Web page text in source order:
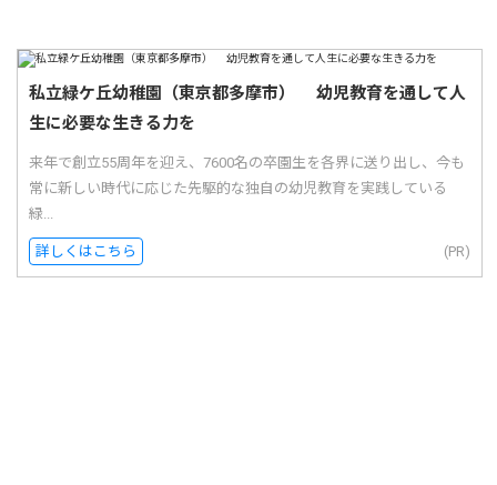
私立緑ケ丘幼稚園（東京都多摩市） 幼児教育を通して人
生に必要な生きる力を
来年で創立55周年を迎え、7600名の卒園生を各界に送り出し、今も
常に新しい時代に応じた先駆的な独自の幼児教育を実践している
緑...
詳しくはこちら (PR)